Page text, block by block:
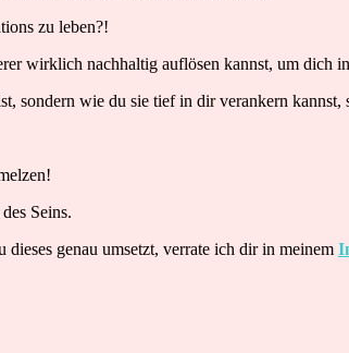
zu leben?!
wirklich nachhaltig auflösen kannst, um dich
sondern wie du sie tief in dir verankern
Seins.
genau umsetzt, verrate ich dir in meinem